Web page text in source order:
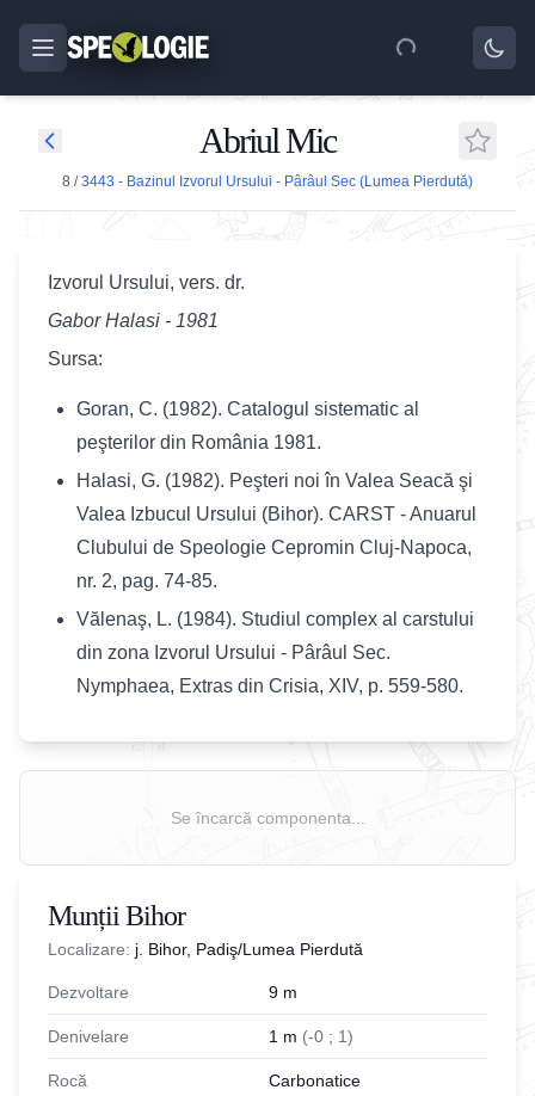
Abriul Mic
8 /3443 - Bazinul Izvorul Ursului - Pârâul Sec (Lumea Pierdută)
Izvorul Ursului, vers. dr.
Gabor Halasi - 1981
Sursa:
Goran, C. (1982). Catalogul sistematic al
peşterilor din România 1981.
Halasi, G. (1982). Peşteri noi în Valea Seacă şi
Valea Izbucul Ursului (Bihor). CARST - Anuarul
Clubului de Speologie Cepromin Cluj-Napoca,
nr. 2, pag. 74-85.
Vălenaş, L. (1984). Studiul complex al carstului
din zona Izvorul Ursului - Pârâul Sec.
Nymphaea, Extras din Crisia, XIV, p. 559-580.
Se încarcă componenta...
Munții Bihor
Localizare: j. Bihor, Padiş/Lumea Pierdută
Dezvoltare 9 m
Denivelare 1 m (-0 ; 1)
Rocă Carbonatice